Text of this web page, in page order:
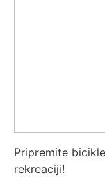
Pripremite
rekreaciji!